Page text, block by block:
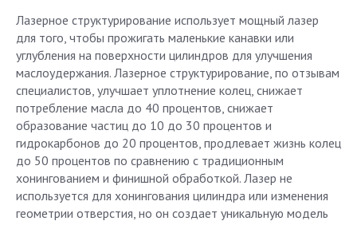
Лазерное структурирование использует мощный лазер
для того, чтобы прожигать маленькие канавки или
углубления на поверхности цилиндров для улучшения
маслоудержания. Лазерное структурирование, по отзывам
специалистов, улучшает уплотнение колец, снижает
потребление масла до 40 процентов, снижает
образование частиц до 10 до 30 процентов и
гидрокарбонов до 20 процентов, продлевает жизнь колец
до 50 процентов по сравнению с традиционным
хонингованием и финишной обработкой. Лазер не
используется для хонингования цилиндра или изменения
геометрии отверстия, но он создает уникальную модель